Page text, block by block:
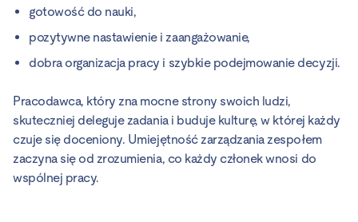
gotowość do nauki,
pozytywne nastawienie i zaangażowanie,
dobra organizacja pracy i szybkie podejmowanie decyzji.
Pracodawca, który zna mocne strony swoich ludzi,
skuteczniej deleguje zadania i buduje kulturę, w której każdy
czuje się doceniony. Umiejętność zarządzania zespołem
zaczyna się od zrozumienia, co każdy członek wnosi do
wspólnej pracy.